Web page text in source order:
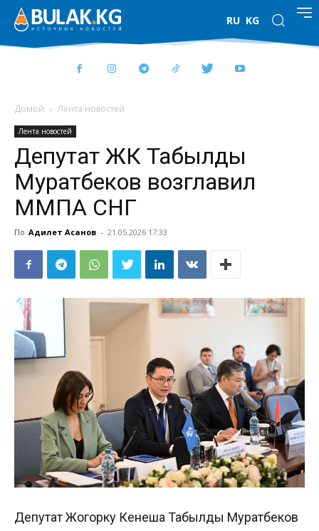
RU KG
Домой Лента новостей
Лента новостей
Депутат ЖК Табылды
Муратбеков возглавил
ММПА СНГ
По Адилет Асанов - 21.05.2026 17:33
Депутат Жогорку Кенеша Табылды Муратбеков